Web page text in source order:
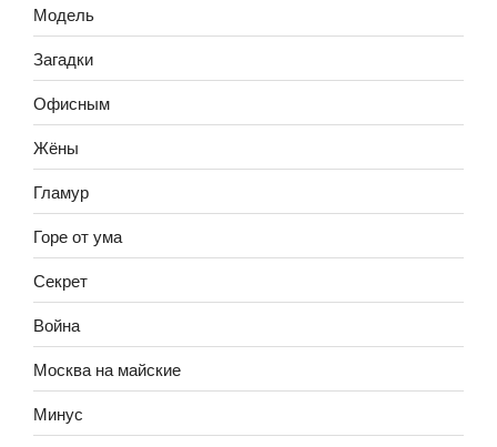
Модель
Загадки
Офисным
Жёны
Гламур
Горе от ума
Секрет
Война
Москва на майские
Минус